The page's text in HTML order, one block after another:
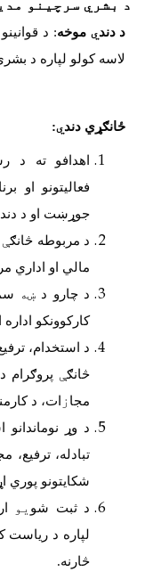
د بشري سرچینو
د دندي موخه: د
لاسه کولو لپاره د
ځانګړي دندي:
اهدافو ته د
فعالیتونو او
جوړښت او د
د مربوطه څانګې
مالي او اداري
د چارو د ښه
کارکوونکو اداره
د استخدام،
څانګې پروګرام
مجا ز ات، د
د وړ نوماندانو
تبادله، ترفیع،
شکایتونو پوري
د ثبت شو يو
لپاره د ریاست
څارنه.